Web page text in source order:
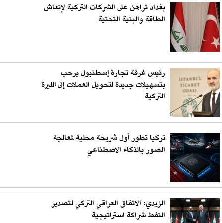
بغداد تراهن على الشركات التركية لإنعاش
الطاقة والبنية التحتية
رئيس غرفة تجارة إسطنبول يرحب
بتسهيلات جديدة لتحويل العملات إلى الليرة
التركية
تركيا تطور أول شريحة محلية لمعالجة
الصور بالذكاء الاصطناعي
الزيدي: الاتفاق العراقي التركي لتصدير
النفط شراكة استراتيجية